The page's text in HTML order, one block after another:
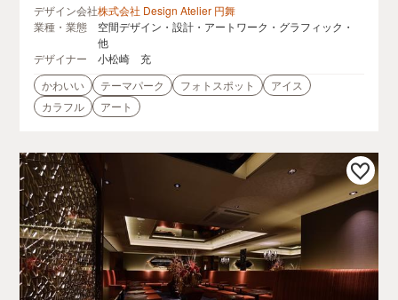
デザイン会社株式会社 Design Atelier 円舞
業種・業態
空間デザイン・設計・アートワーク・グラフィック・
他
デザイナー
小松崎 充
かわいい
テーマパーク フォトスポット
アイス
カラフル
アート